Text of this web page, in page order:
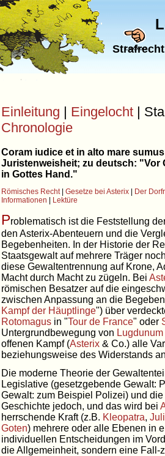
Lexikon
Einleitung | Eingelocht |
Chronologie
Coram iudice et in alto mare
Juristenweisheit; zu deutsch: "Vor
in Gottes Hand."
Römisches Recht| Gesetze bei Asterix
Der
Informationen
Lektüre
Problematisch ist die Feststellung
den Asterix-Abenteuern und die
Begebenheiten. In der Historie der
Staatsgewalt auf mehrere Träger
diese Gewaltentrennung auf Krone,
Macht durch Macht zu zügeln. Bei
römischen Besatzer auf die
zwischen Anpassung an die
Kampf der Häuptlinge") über
Rotomagus in "Tour de France" oder
Untergrundbewegung von Lugdunum
offenen Kampf (Asterix & Co.) alle
beziehungsweise des Widerstands
Die moderne Theorie der
Legislative (gesetzgebende Gewalt:
Gewalt: zum Beispiel Polizei) und
Geschichte jedoch, und das wird bei
herrschende Kraft (z.B. Kleopatra,
Goten) mehrere oder alle Ebenen in
individuellen Entscheidungen im
die Allgemeinheit, sondern eine Fall-